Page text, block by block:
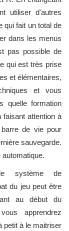
utiliser d'autres
qui fait un total de
dans les menus
pas possible de
qui est très prise
et élémentaires,
et vous
quelle formation
faisant attention à
de vie pour
sauvegarde.
système de
du jeu peut être
au début du
apprendrez
petit à le maitriser